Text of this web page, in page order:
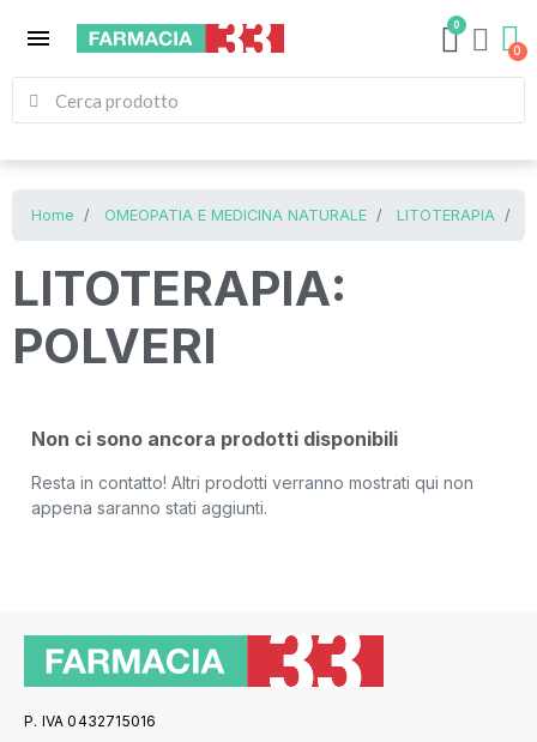
menu 0
Home OMEOPATIA E MEDICINA NATURALE LITOTERAPIA
LITOTERAPIA:
POLVERI
Non ci sono ancora prodotti disponibili
Resta in contatto! Altri prodotti verranno mostrati qui non
appena saranno stati aggiunti.
P. IVA 0432715016